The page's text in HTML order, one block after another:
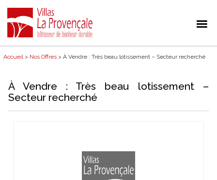
Accueil> Nos Offres > À Vendre : Très beau lotissement – Secteur recherché
À Vendre : Très beau lotissement –
Secteur recherché